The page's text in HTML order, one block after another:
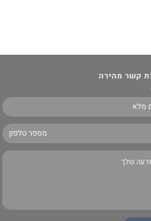
קשר מהירה